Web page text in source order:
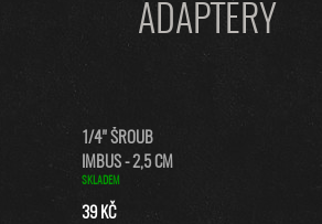
ADAPTÉRY
1/4" ŠROUB
IMBUS - 2,5 CM
SKLADEM
39 KČ